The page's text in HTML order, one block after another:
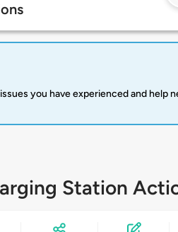
you have experienced and help
Station